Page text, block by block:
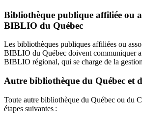
Bibliothèque publique affiliée ou
BIBLIO du Québec
Les bibliothèques publiques affiliées ou
BIBLIO du Québec doivent communiquer
BIBLIO régional, qui se charge de la
Autre bibliothèque du Québec et
Toute autre bibliothèque du Québec ou du
étapes suivantes :